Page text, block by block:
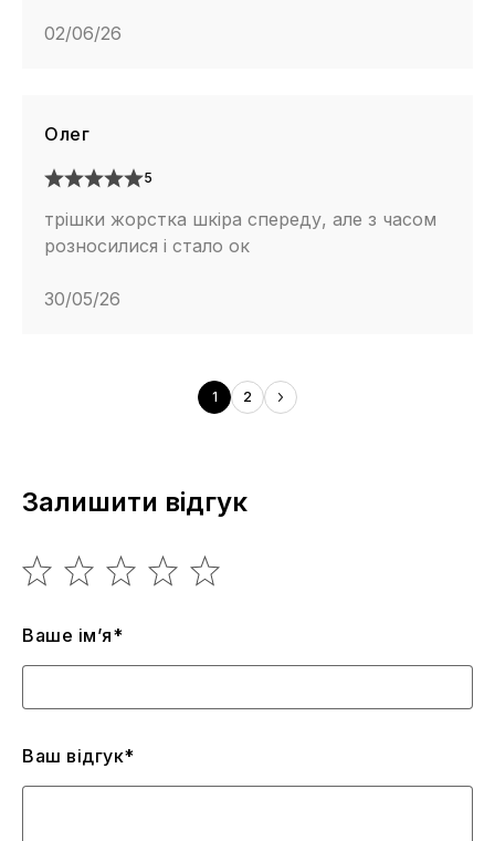
02/06/26
Олег
5
трішки жорстка шкіра спереду, але з часом
розносилися і стало ок
30/05/26
1 2
Залишити відгук
Ваше ім’я*
Ваш відгук*